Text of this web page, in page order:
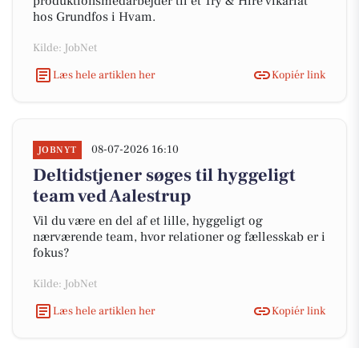
hos Grundfos i Hvam.
Kilde: JobNet
Læs hele artiklen her
Kopiér link
JOBNYT 08-07-2026 16:10
Deltidstjener søges til hyggeligt
team ved Aalestrup
Vil du være en del af et lille, hyggeligt og
nærværende team, hvor relationer og fællesskab er i
fokus?
Kilde: JobNet
Læs hele artiklen her
Kopiér link